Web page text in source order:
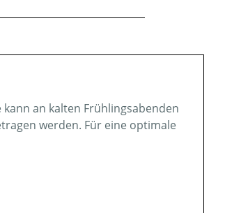
an kalten Frühlingsabenden
werden. Für eine optimale